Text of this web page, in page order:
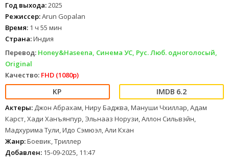
Год выхода:2025
Режиссер:Arun Gopalan
Время: 1 ч 55 мин
Страна:Индия
Перевод: Honey&Haseena, Синема УС, Рус. Люб. одноголосый,
Original
Качество: FHD (1080p)
6.2
Актеры: Джон Абрахам, Ниру Баджва, Мануши Чхиллар, Адам
Карст, Хади Ханъянпур, Эльнааз Норузи, Аллон Сильвэйн,
Мадхурима Тули, Идо Сэмюэл, Али Кхан
Жанр:Боевик, Триллер
Добавлен: 15-09-2025, 11:47